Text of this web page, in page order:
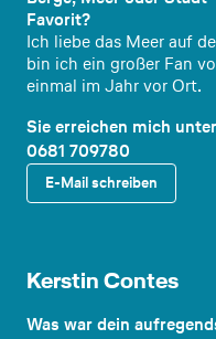
Favorit?
Ich liebe das Meer auf
bin ich ein großer Fan
einmal im Jahr vor Ort.
Sie erreichen mich
0681 709780
E-Mail schreiben
Kerstin Contes
Was war dein